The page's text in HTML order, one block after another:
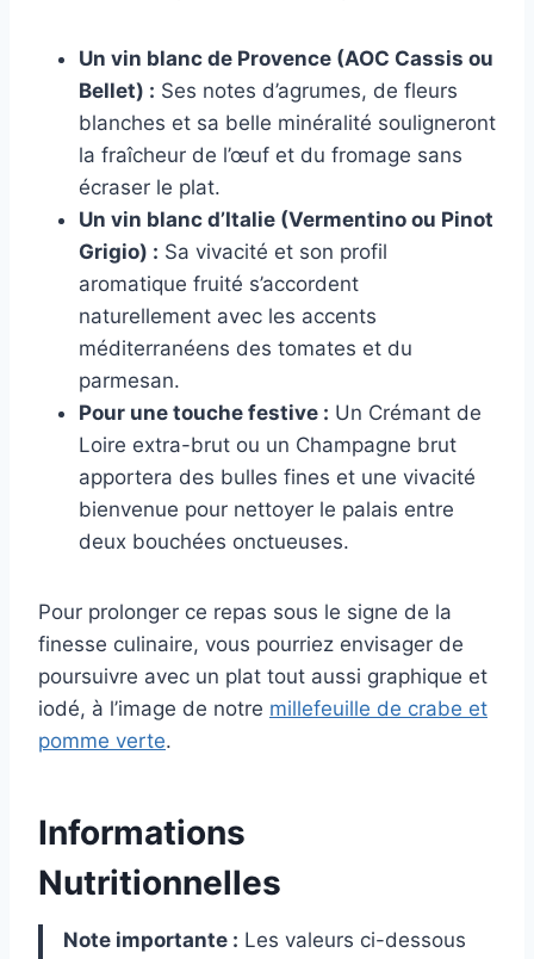
Un vin blanc de Provence (AOC Cassis ou
Bellet) : Ses notes d’agrumes, de fleurs
blanches et sa belle minéralité souligneront
la fraîcheur de l’œuf et du fromage sans
écraser le plat.
Un vin blanc d’Italie (Vermentino ou Pinot
Grigio) : Sa vivacité et son profil
aromatique fruité s’accordent
naturellement avec les accents
méditerranéens des tomates et du
parmesan.
Pour une touche festive : Un Crémant de
Loire extra-brut ou un Champagne brut
apportera des bulles fines et une vivacité
bienvenue pour nettoyer le palais entre
deux bouchées onctueuses.
Pour prolonger ce repas sous le signe de la
finesse culinaire, vous pourriez envisager de
poursuivre avec un plat tout aussi graphique et
iodé, à l’image de notre millefeuille de crabe et
pomme verte.
Informations
Nutritionnelles
Note importante : Les valeurs ci-dessous